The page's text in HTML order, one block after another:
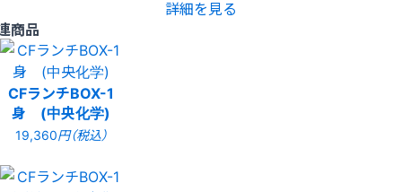
詳細を見る
商品
CFランチBOX-1
身 (中央化学)
19,360円（税込）